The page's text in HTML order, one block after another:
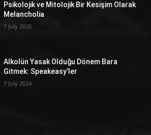
Psikolojik ve Mitolojik Bir Kesişim Olarak
Melancholia
7 July 2026
Alkolün Yasak Olduğu Dönem Bara
Gitmek: Speakeasy’ler
7 July 2024